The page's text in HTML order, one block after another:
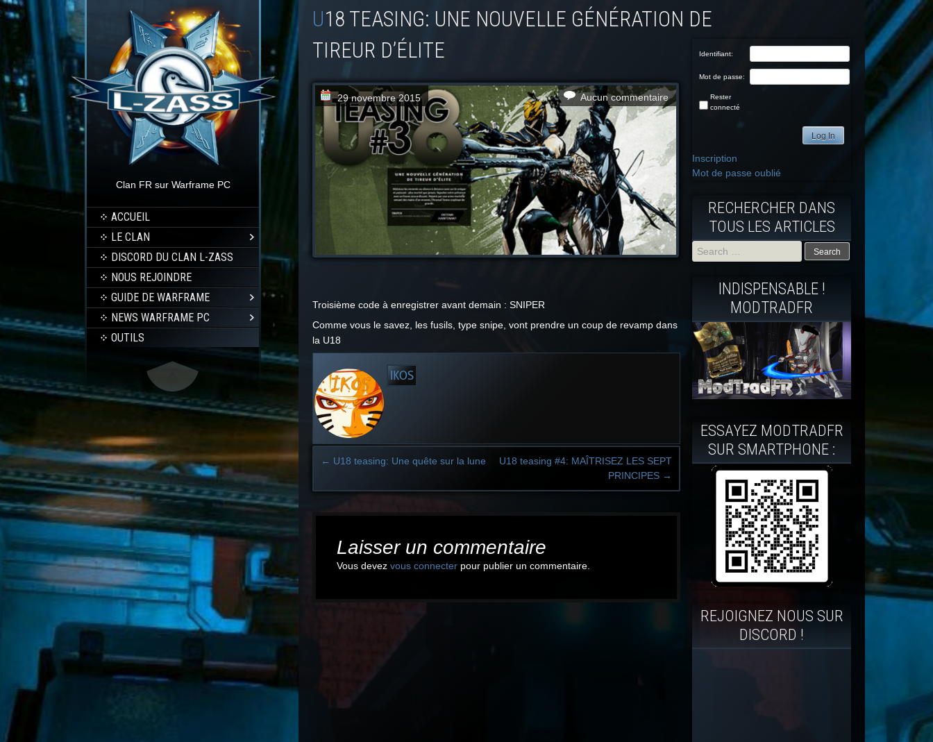
Clan FR sur Warframe PC
ACCUEIL
LE CLAN
DISCORD DU CLAN L-ZASS
NOUS REJOINDRE
GUIDE DE WARFRAME
NEWS WARFRAME PC
OUTILS
U18 TEASING: UNE NOUVELLE GÉNÉRATION DE
TIREUR D’ÉLITE
29 novembre 2015 Aucun commentaire
Troisième code à enregistrer avant demain : SNIPER
Comme vous le savez, les fusils, type snipe, vont prendre un coup de revamp dans
la U18
IKOS
Post
← U18 teasing: Une quête sur la lune
U18 teasing #4: MAÎTRISEZ LES SEPT
PRINCIPES →
Laisser un commentaire
Vous devez vous connecter pour publier un commentaire.
Identifiant:
Mot de passe:
Rester
connecté
Log In
Inscription
Mot de passe oublié
RECHERCHER DANS
TOUS LES ARTICLES
Search
for:
INDISPENSABLE !
MODTRADFR
ESSAYEZ MODTRADFR
SUR SMARTPHONE :
REJOIGNEZ NOUS SUR
DISCORD !